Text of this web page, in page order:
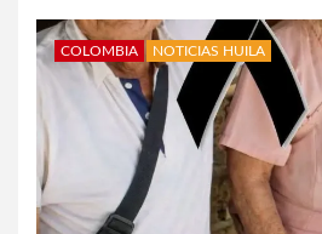
COLOMBIA NOTICIAS HUILA